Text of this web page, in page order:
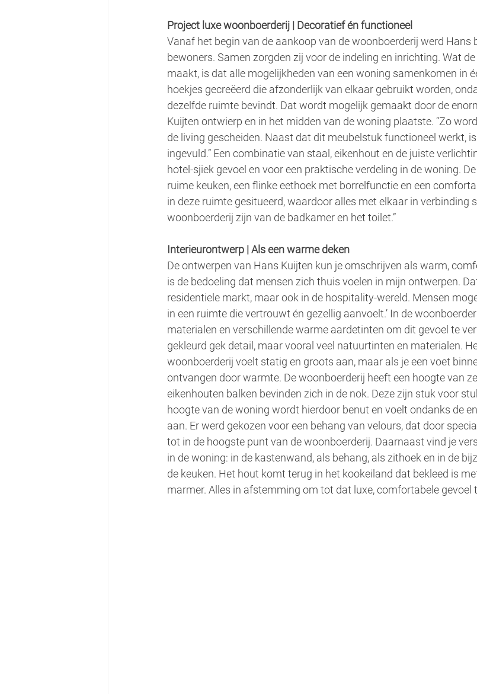
Project luxe woonboerderij | Decoratief én functioneel
Vanaf het begin van de aankoop van de woonboerderij werd Hans
bewoners. Samen zorgden zij voor de indeling en inrichting. Wat
maakt, is dat alle mogelijkheden van een woning samenkomen in
hoekjes gecreëerd die afzonderlijk van elkaar gebruikt worden,
dezelfde ruimte bevindt. Dat wordt mogelijk gemaakt door de
Kuijten ontwierp en in het midden van de woning plaatste. “Zo
de living gescheiden. Naast dat dit meubelstuk functioneel werkt,
ingevuld.” Een combinatie van staal, eikenhout en de juiste
hotel-sjiek gevoel en voor een praktische verdeling in de woning.
ruime keuken, een flinke eethoek met borrelfunctie en een
in deze ruimte gesitueerd, waardoor alles met elkaar in verbinding
woonboerderij zijn van de badkamer en het toilet.”
Interieurontwerp | Als een warme deken
De ontwerpen van Hans Kuijten kun je omschrijven als warm,
is de bedoeling dat mensen zich thuis voelen in mijn ontwerpen.
residentiele markt, maar ook in de hospitality-wereld. Mensen
in een ruimte die vertrouwt én gezellig aanvoelt.’ In de
materialen en verschillende warme aardetinten om dit gevoel te
gekleurd gek detail, maar vooral veel natuurtinten en materialen.
woonboerderij voelt statig en groots aan, maar als je een voet
ontvangen door warmte. De woonboerderij heeft een hoogte van
eikenhouten balken bevinden zich in de nok. Deze zijn stuk voor
hoogte van de woning wordt hierdoor benut en voelt ondanks de
aan. Er werd gekozen voor een behang van velours, dat door
tot in de hoogste punt van de woonboerderij. Daarnaast vind je
in de woning: in de kastenwand, als behang, als zithoek en in de
de keuken. Het hout komt terug in het kookeiland dat bekleed is
marmer. Alles in afstemming om tot dat luxe, comfortabele gevoel